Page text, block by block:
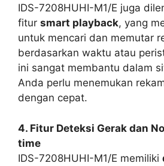
IDS-7208HUHI-M1/E juga
fitur smart playback, yang
untuk mencari dan memutar
berdasarkan waktu atau
ini sangat membantu dalam
Anda perlu menemukan
dengan cepat.
4. Fitur Deteksi Gerak dan
time
IDS-7208HUHI-M1/E memiliki